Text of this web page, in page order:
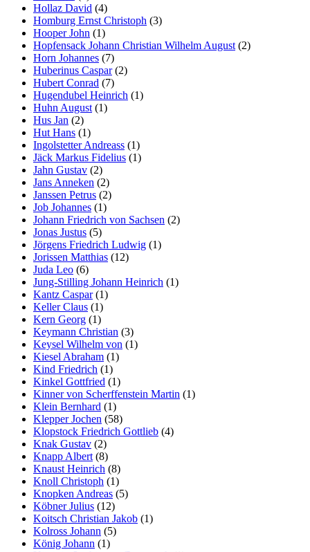
Hollaz David (4)
Homburg Ernst Christoph (3)
Hooper John (1)
Hopfensack Johann Christian Wilhelm August (2)
Horn Johannes (7)
Huberinus Caspar(2)
Hubert Conrad (7)
Hugendubel Heinrich (1)
Huhn August (1)
Hus Jan (2)
Hut Hans (1)
Ingolstetter Andreass (1)
Jäck Markus Fidelius (1)
Jahn Gustav (2)
Jans Anneken (2)
Janssen Petrus (2)
Job Johannes (1)
Johann Friedrich von Sachsen (2)
Jonas Justus (5)
Jörgens Friedrich Ludwig (1)
Jorissen Matthias (12)
Juda Leo (6)
Jung-Stilling Johann Heinrich (1)
Kantz Caspar(1)
Keller Claus (1)
Kern Georg (1)
Keymann Christian (3)
Keysel Wilhelm von (1)
Kiesel Abraham (1)
Kind Friedrich (1)
Kinkel Gottfried (1)
Kinner von Scherffenstein Martin (1)
Klein Bernhard (1)
Klepper Jochen (58)
Klopstock Friedrich Gottlieb (4)
Knak Gustav (2)
Knapp Albert (8)
Knaust Heinrich (8)
Knoll Christoph (1)
Knopken Andreas (5)
Köbner Julius (12)
Koitsch Christian Jakob (1)
Kolross Johann (5)
König Johann (1)